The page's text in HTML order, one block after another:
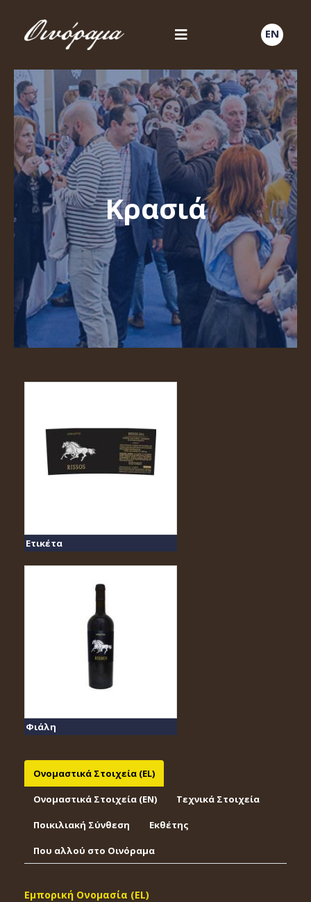
EN
Κρασιά
Ετικέτα
Φιάλη
Ονομαστικά Στοιχεία (EL)
Ονομαστικά Στοιχεία (EΝ) Τεχνικά Στοιχεία
Ποικιλιακή Σύνθεση Εκθέτης
Που αλλού στο Οινόραμα
Εμπορική Ονομασία (EL)